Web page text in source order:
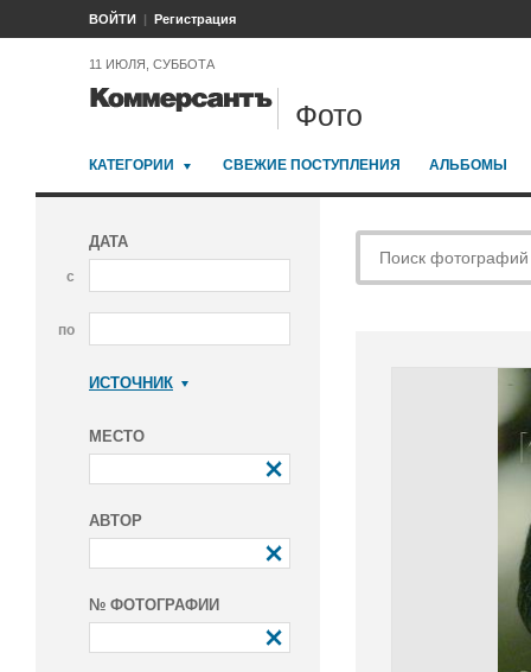
ВОЙТИ Регистрация
11 ИЮЛЯ, СУББОТА
Фото
КАТЕГОРИИ СВЕЖИЕ ПОСТУПЛЕНИЯ АЛЬБОМЫ
ДАТА
с
по
ИСТОЧНИК
МЕСТО
АВТОР
№ ФОТОГРАФИИ